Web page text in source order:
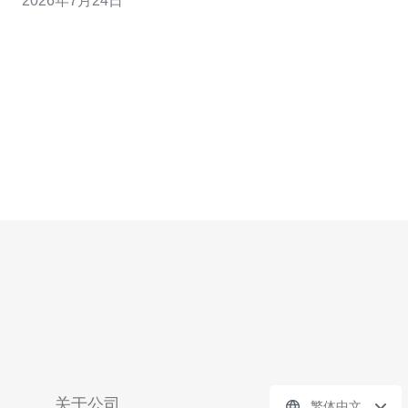
避免上线后被流量炸塌。 作为有多年为大中型电商企业做
关于公司